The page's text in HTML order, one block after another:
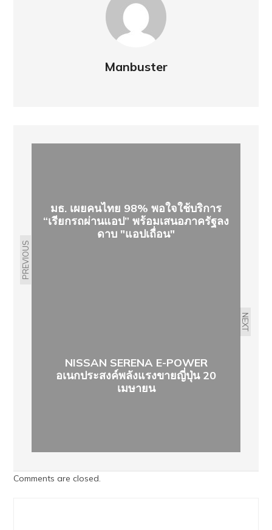
Manbuster
PREVIOUS
มธ. เผยคนไทย 98% พอใจใช้บริการ
“เรียกรถผ่านแอป” พร้อมเสนอภาครัฐลง
ดาบ "แอปเถื่อน"
NEXT
NISSAN SERENA E-POWER
อเนกประสงค์พลังแรงขายญี่ปุ่น 20
เมษายน
Comments are closed.